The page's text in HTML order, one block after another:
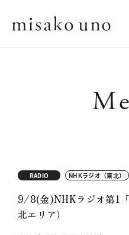
RADIO NHKラジオ（東北）
9/8(金)NHKラジオ第1
北エリア）